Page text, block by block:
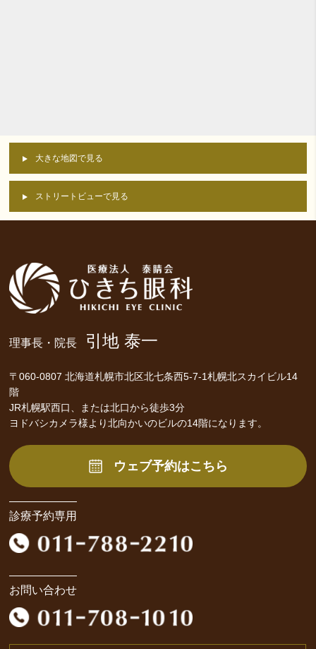
大きな地図で見る
ストリートビューで見る
理事長・院長 引地 泰一
〒060-0807 北海道札幌市北区北七条西5-7-1札幌北スカイビル14
階
JR札幌駅西口、または北口から徒歩3分
ヨドバシカメラ様より北向かいのビルの14階になります。
ウェブ予約はこちら
診療予約専用
お問い合わせ